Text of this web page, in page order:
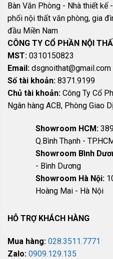
Bàn Văn Phòng - Nhà thiết
phối nội thất văn phòng, gia
đầu Miền Nam
CÔNG TY CỔ PHẦN NỘI
MST: 0310150823
Email:
Số tài khoản: 8371.9199
Chủ tài khoản: Công Ty Cổ
Ngân hàng ACB, Phòng Giao
Showroom HCM:
Q.Bình Thạnh -
Showroom Bình
- Bình Dương
Showroom Hà Nội:
Hoàng Mai - Hà Nội
HỖ TRỢ KHÁCH HÀNG
Mua hàng: 028.3511.7771
Zalo: 0909.129.135